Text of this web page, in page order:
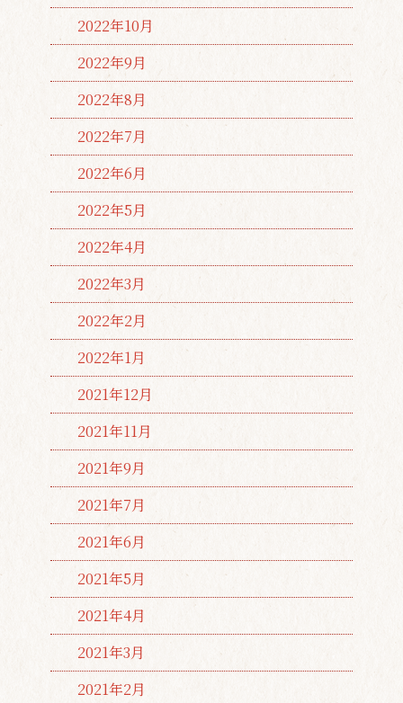
2022年10月
2022年9月
2022年8月
2022年7月
2022年6月
2022年5月
2022年4月
2022年3月
2022年2月
2022年1月
2021年12月
2021年11月
2021年9月
2021年7月
2021年6月
2021年5月
2021年4月
2021年3月
2021年2月